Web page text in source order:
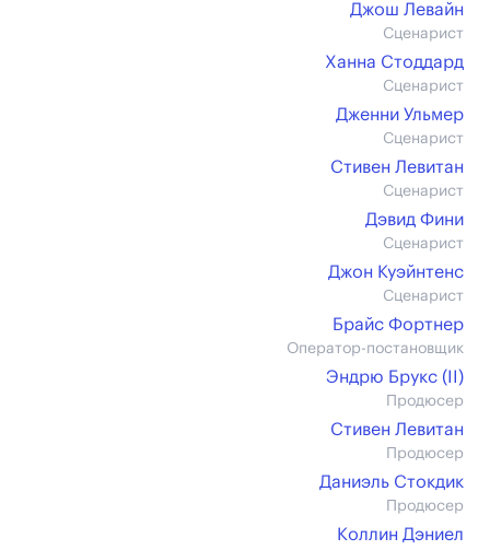
Джош Левайн
Сценарист
Ханна Стоддард
Сценарист
Дженни Ульмер
Сценарист
Стивен Левитан
Сценарист
Дэвид Фини
Сценарист
Джон Куэйнтенс
Сценарист
Брайс Фортнер
Оператор-постановщик
Эндрю Брукс (II)
Продюсер
Стивен Левитан
Продюсер
Даниэль Стокдик
Продюсер
Коллин Дэниел